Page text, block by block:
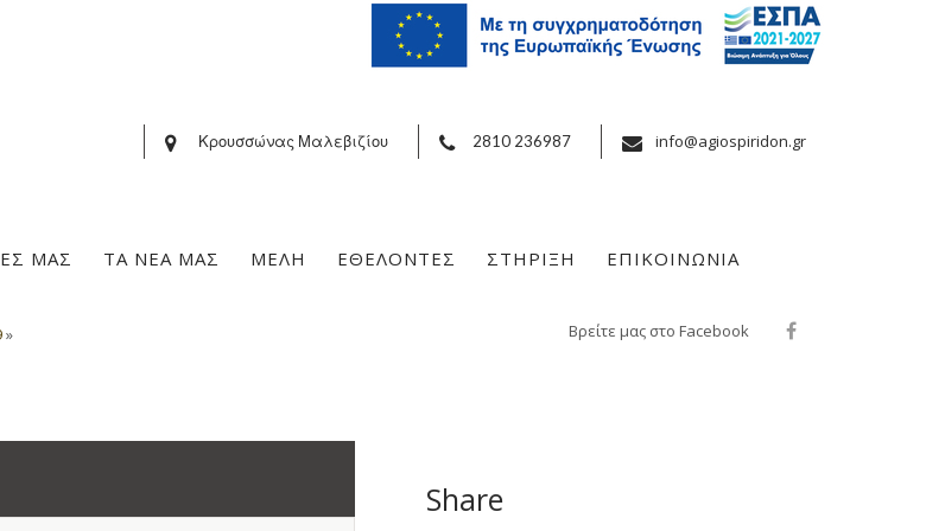
Κρουσσώνας Μαλεβιζίου 2810 236987 info@agiospiridon.gr
ΜΑΣ ΤΑ ΝΕΑ ΜΑΣ ΜΕΛΗ ΕΘΕΛΟΝΤΕΣ ΣΤΗΡΙΞΗ ΕΠΙΚΟΙΝΩΝΙΑ
»
Βρείτε μας στο Facebook
Share